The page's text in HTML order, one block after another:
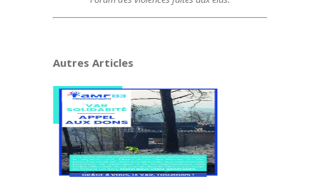
Autres Articles